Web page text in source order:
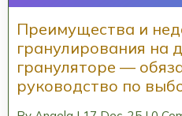
Преимущества и
гранулирования на
грануляторе —
руководство по